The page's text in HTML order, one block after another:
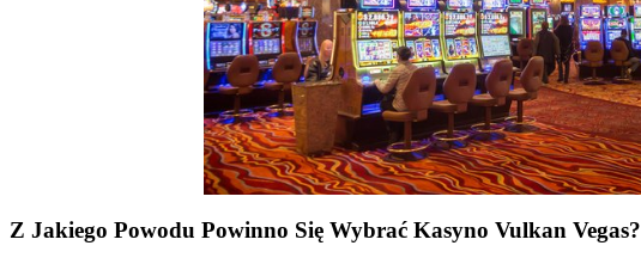
Z Jakiego Powodu Powinno Się Wybrać Kasyno Vulkan Vegas?